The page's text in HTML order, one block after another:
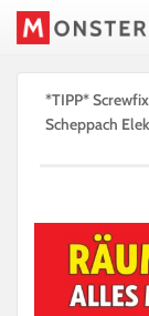
*TIPP*
Scheppach